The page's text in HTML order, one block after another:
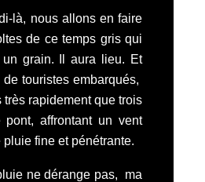
là, nous allons en faire
de ce temps gris qui
un grain. Il aura lieu. Et
touristes embarqués,
très rapidement que trois
pont, affrontant un vent
pluie fine et pénétrante.
ne dérange pas, ma